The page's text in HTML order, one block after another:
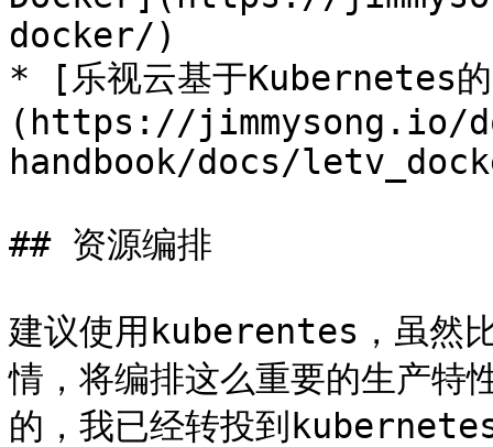
docker/)
* [乐视云基于Kubernetes的
(https://jimmysong.io/
handbook/docs/
## 资源编排
建议使用kuberentes，虽然
情，将编排这么重要的生产
的，我已经转投到